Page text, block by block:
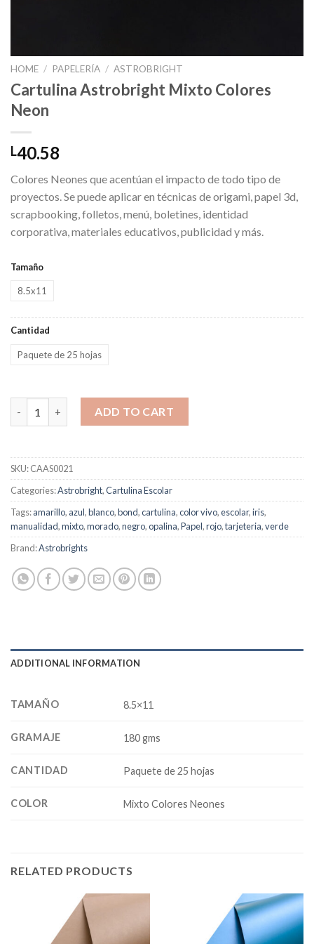
HOME / PAPELERÍA / ASTROBRIGHT
Cartulina Astrobright Mixto Colores
Neon
L40.58
Colores Neones que acentúan el impacto de todo tipo de
proyectos. Se puede aplicar en técnicas de origami, papel 3d,
scrapbooking, folletos, menú, boletines, identidad
corporativa, materiales educativos, publicidad y más.
Tamaño
8.5x11
Cantidad
Paquete de 25 hojas
Cartulina Astrobright Mixto Colores Neon quantity
ADD TO CART
SKU:CAAS0021
Categories:Astrobright,Cartulina Escolar
Tags:amarillo, azul,blanco,bond,cartulina,color vivo,escolar,iris,
manualidad,mixto,morado,negro,opalina,Papel,rojo,tarjeteria,verde
Brand:Astrobrights
ADDITIONAL INFORMATION
TAMAÑO 8.5×11
GRAMAJE 180 gms
CANTIDAD Paquete de 25 hojas
COLOR Mixto Colores Neones
RELATED PRODUCTS